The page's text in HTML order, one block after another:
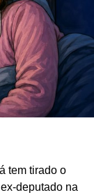
tem tirado o
deputado na